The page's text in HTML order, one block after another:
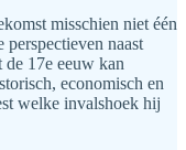
misschien niet één
naast
de 17e eeuw kan
economisch en
welke invalshoek hij